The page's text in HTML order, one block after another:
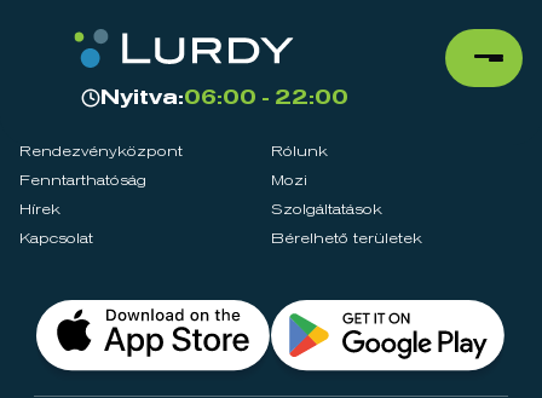
Nyitva:06:00 - 22:00
Rendezvényközpont
Rólunk
Fenntarthatóság
Mozi
Hírek
Szolgáltatások
Kapcsolat
Bérelhető területek